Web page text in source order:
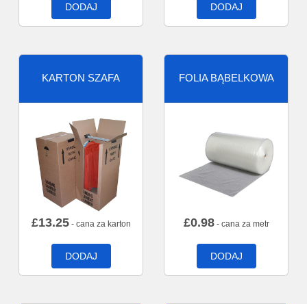
DODAJ DODAJ
KARTON SZAFA
£13.25- cana za karton
DODAJ
FOLIA BĄBELKOWA
£0.98- cana za metr
DODAJ